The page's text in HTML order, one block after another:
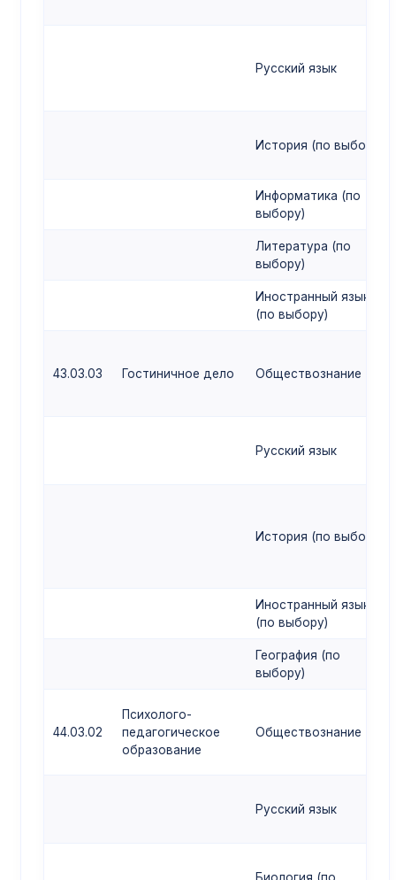
Русский язык
История (по выбору)
Информатика (по
выбору)
Литература (по
выбору)
Иностранный язык
(по выбору)
43.03.03 Гостиничное дело Обществознание
Русский язык
История (по выбору)
Иностранный язык
(по выбору)
География (по
выбору)
44.03.02
Психолого-
педагогическое
образование
Обществознание
Русский язык